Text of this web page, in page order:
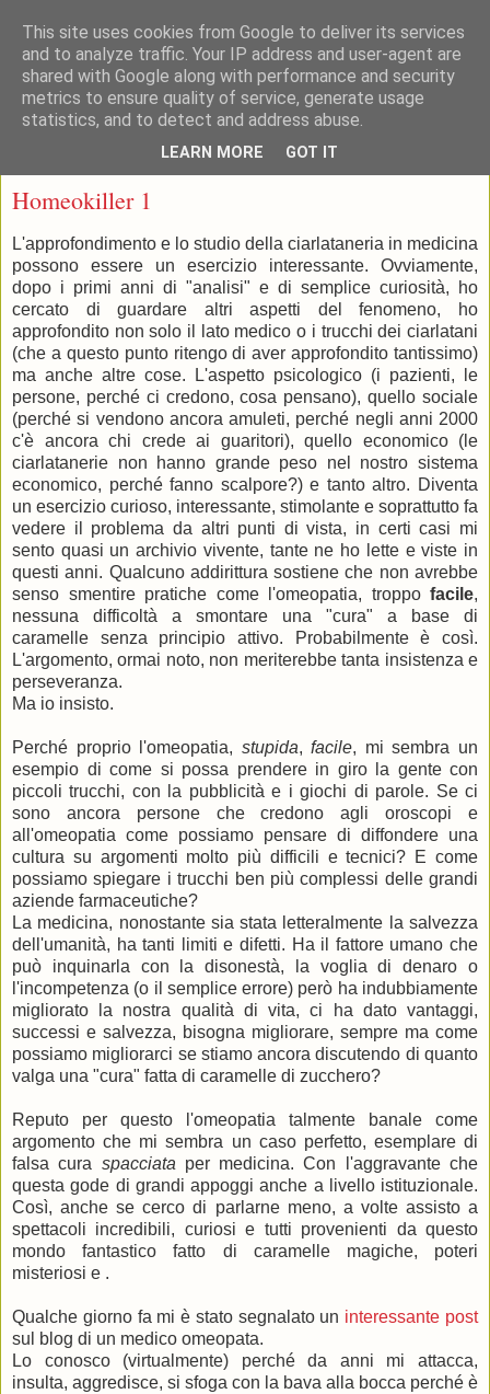
Homeokiller 1
L'approfondimento e lo studio della ciarlataneria in medicina
possono essere un esercizio interessante. Ovviamente,
dopo i primi anni di "analisi" e di semplice curiosità, ho
cercato di guardare altri aspetti del fenomeno, ho
approfondito non solo il lato medico o i trucchi dei ciarlatani
(che a questo punto ritengo di aver approfondito tantissimo)
ma anche altre cose. L'aspetto psicologico (i pazienti, le
persone, perché ci credono, cosa pensano), quello sociale
(perché si vendono ancora amuleti, perché negli anni 2000
c'è ancora chi crede ai guaritori), quello economico (le
ciarlatanerie non hanno grande peso nel nostro sistema
economico, perché fanno scalpore?) e tanto altro. Diventa
un esercizio curioso, interessante, stimolante e soprattutto fa
vedere il problema da altri punti di vista, in certi casi mi
sento quasi un archivio vivente, tante ne ho lette e viste in
questi anni. Qualcuno addirittura sostiene che non avrebbe
senso smentire pratiche come l'omeopatia, troppo facile,
nessuna difficoltà a smontare una "cura" a base di
caramelle senza principio attivo. Probabilmente è così.
L'argomento, ormai noto, non meriterebbe tanta insistenza e
perseveranza.
Ma io insisto.
Perché proprio l'omeopatia, stupida,facile, mi sembra un
esempio di come si possa prendere in giro la gente con
piccoli trucchi, con la pubblicità e i giochi di parole. Se ci
sono ancora persone che credono agli oroscopi e
all'omeopatia come possiamo pensare di diffondere una
cultura su argomenti molto più difficili e tecnici? E come
possiamo spiegare i trucchi ben più complessi delle grandi
aziende farmaceutiche?
La medicina, nonostante sia stata letteralmente la salvezza
dell'umanità, ha tanti limiti e difetti. Ha il fattore umano che
può inquinarla con la disonestà, la voglia di denaro o
l'incompetenza (o il semplice errore) però ha indubbiamente
migliorato la nostra qualità di vita, ci ha dato vantaggi,
successi e salvezza, bisogna migliorare, sempre ma come
possiamo migliorarci se stiamo ancora discutendo di quanto
valga una "cura" fatta di caramelle di zucchero?
Reputo per questo l'omeopatia talmente banale come
argomento che mi sembra un caso perfetto, esemplare di
falsa cura spacciata per medicina. Con l'aggravante che
questa gode di grandi appoggi anche a livello istituzionale.
Così, anche se cerco di parlarne meno, a volte assisto a
spettacoli incredibili, curiosi e tutti provenienti da questo
mondo fantastico fatto di caramelle magiche, poteri
misteriosi e .
Qualche giorno fa mi è stato segnalato un interessante post
sul blog di un medico omeopata.
Lo conosco (virtualmente) perché da anni mi attacca,
insulta, aggredisce, si sfoga con la bava alla bocca perché è
This site uses cookies from Google to deliver its services
and to analyze traffic. Your IP address and user-agent are
shared with Google along with performance and security
metrics to ensure quality of service, generate usage
statistics, and to detect and address abuse.
LEARN MORE GOT IT